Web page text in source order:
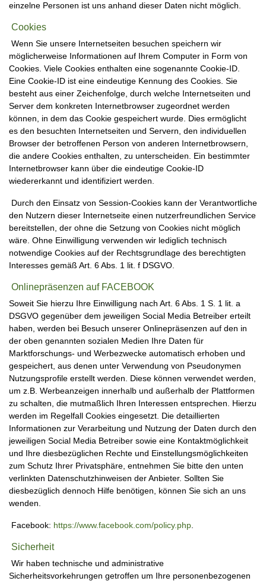
einzelne Personen ist uns anhand dieser Daten nicht möglich.
Cookies
Wenn Sie unsere Internetseiten besuchen speichern wir
möglicherweise Informationen auf Ihrem Computer in Form von
Cookies. Viele Cookies enthalten eine sogenannte Cookie-ID.
Eine Cookie-ID ist eine eindeutige Kennung des Cookies. Sie
besteht aus einer Zeichenfolge, durch welche Internetseiten und
Server dem konkreten Internetbrowser zugeordnet werden
können, in dem das Cookie gespeichert wurde. Dies ermöglicht
es den besuchten Internetseiten und Servern, den individuellen
Browser der betroffenen Person von anderen Internetbrowsern,
die andere Cookies enthalten, zu unterscheiden. Ein bestimmter
Internetbrowser kann über die eindeutige Cookie-ID
wiedererkannt und identifiziert werden.
Durch den Einsatz von Session-Cookies kann der Verantwortliche
den Nutzern dieser Internetseite einen nutzerfreundlichen Service
bereitstellen, der ohne die Setzung von Cookies nicht möglich
wäre. Ohne Einwilligung verwenden wir lediglich technisch
notwendige Cookies auf der Rechtsgrundlage des berechtigten
Interesses gemäß Art. 6 Abs. 1 lit. f DSGVO.
Onlinepräsenzen auf FACEBOOK
Soweit Sie hierzu Ihre Einwilligung nach Art. 6 Abs. 1 S. 1 lit. a
DSGVO gegenüber dem jeweiligen Social Media Betreiber erteilt
haben, werden bei Besuch unserer Onlinepräsenzen auf den in
der oben genannten sozialen Medien Ihre Daten für
Marktforschungs- und Werbezwecke automatisch erhoben und
gespeichert, aus denen unter Verwendung von Pseudonymen
Nutzungsprofile erstellt werden. Diese können verwendet werden,
um z.B. Werbeanzeigen innerhalb und außerhalb der Plattformen
zu schalten, die mutmaßlich Ihren Interessen entsprechen. Hierzu
werden im Regelfall Cookies eingesetzt. Die detaillierten
Informationen zur Verarbeitung und Nutzung der Daten durch den
jeweiligen Social Media Betreiber sowie eine Kontaktmöglichkeit
und Ihre diesbezüglichen Rechte und Einstellungsmöglichkeiten
zum Schutz Ihrer Privatsphäre, entnehmen Sie bitte den unten
verlinkten Datenschutzhinweisen der Anbieter. Sollten Sie
diesbezüglich dennoch Hilfe benötigen, können Sie sich an uns
wenden.
Facebook: https://www.facebook.com/policy.php
Sicherheit
Wir haben technische und administrative
Sicherheitsvorkehrungen getroffen um Ihre personenbezogenen